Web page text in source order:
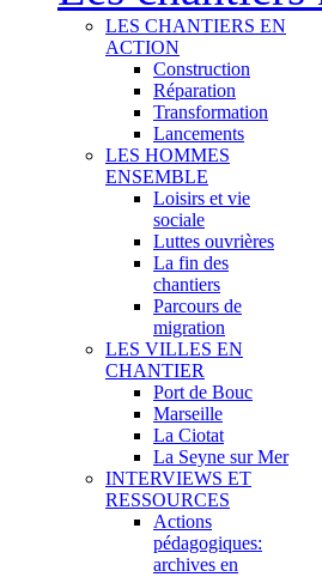
LES CHANTIERS EN
ACTION
Construction
Réparation
Transformation
Lancements
LES HOMMES
ENSEMBLE
Loisirs et vie
sociale
Luttes ouvrières
La fin des
chantiers
Parcours de
migration
LES VILLES EN
CHANTIER
Port de Bouc
Marseille
La Ciotat
La Seyne sur Mer
INTERVIEWS ET
RESSOURCES
Actions
pédagogiques:
archives en